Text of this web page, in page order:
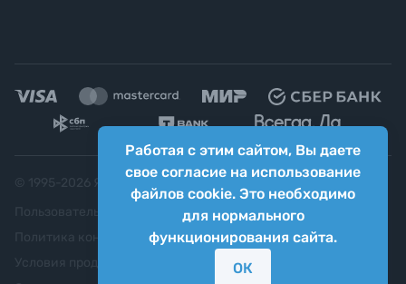
Работая с этим сайтом, Вы даете
свое согласие на использование
файлов cookie. Это необходимо
для нормального
функционирования сайта.
ОК
Яркий фотомаркет ("Яркий Мир")
Пользовательское соглашение
Политика конфиденциальности